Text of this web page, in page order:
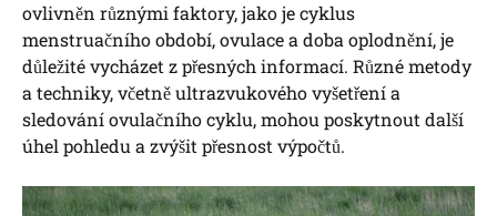
ovlivněn různými faktory, jako je cyklus
menstruačního období, ovulace a doba oplodnění, je
důležité vycházet z přesných informací. Různé metody
a techniky, včetně ultrazvukového vyšetření a
sledování ovulačního cyklu, mohou poskytnout další
úhel pohledu a zvýšit přesnost výpočtů.